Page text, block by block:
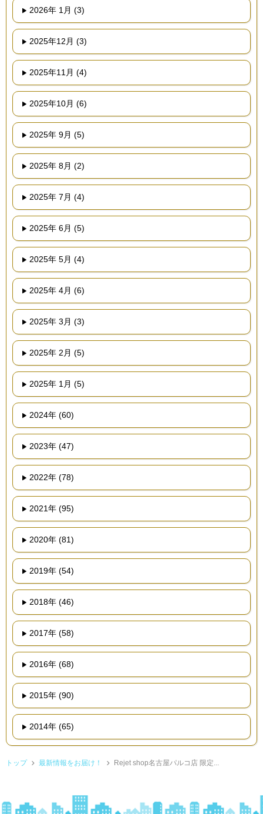
2026年 1月 (3)
2025年12月 (3)
2025年11月 (4)
2025年10月 (6)
2025年 9月 (5)
2025年 8月 (2)
2025年 7月 (4)
2025年 6月 (5)
2025年 5月 (4)
2025年 4月 (6)
2025年 3月 (3)
2025年 2月 (5)
2025年 1月 (5)
2024年 (60)
2023年 (47)
2022年 (78)
2021年 (95)
2020年 (81)
2019年 (54)
2018年 (46)
2017年 (58)
2016年 (68)
2015年 (90)
2014年 (65)
トップ 最新情報をお届け！ Rejet shop名古屋パルコ店 限定...